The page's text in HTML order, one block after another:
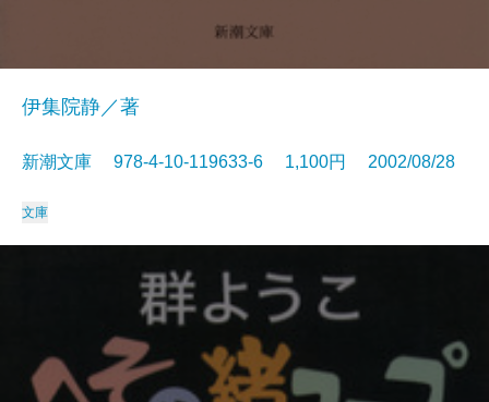
伊集院静／著
新潮文庫 978-4-10-119633-6 1,100円 2002/08/28
文庫